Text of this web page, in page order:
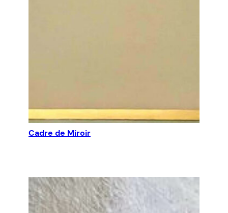
Cadre de Miroir